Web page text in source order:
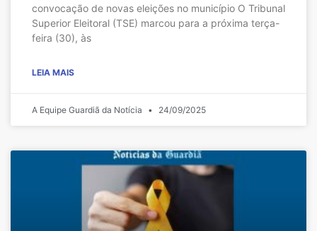
convocação de novas eleições no município O Tribunal
Superior Eleitoral (TSE) marcou para a próxima terça-
feira (30), às
LEIA MAIS
A Equipe Guardiã da Notícia 24/09/2025